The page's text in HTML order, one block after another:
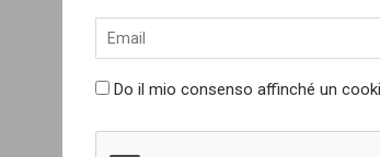
Do il mio consenso affinché un